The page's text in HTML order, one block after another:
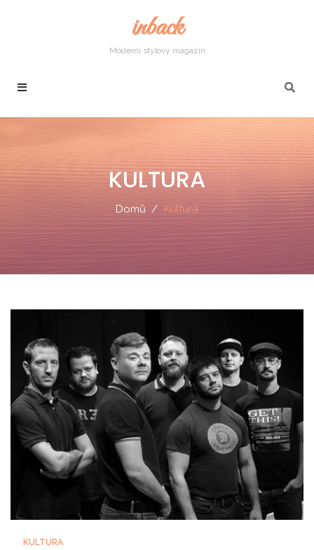
inback
Moderní stylový magazín
KULTURA
Domů Kultura
KULTURA